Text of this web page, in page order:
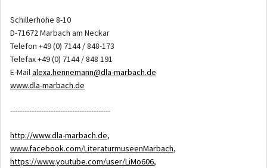
Schillerhöhe 8-10
D-71672 Marbach am Neckar
Telefon +49 (0) 7144 / 848-173
Telefax +49 (0) 7144 / 848 191
E-Mailalexa.hennemann@dla-marbach.de
www.dla-marbach.de
------------------------------------------
http://www.dla-marbach.de,
www.facebook.com/LiteraturmuseenMarbach,
https://www.youtube.com/user/LiMo606,